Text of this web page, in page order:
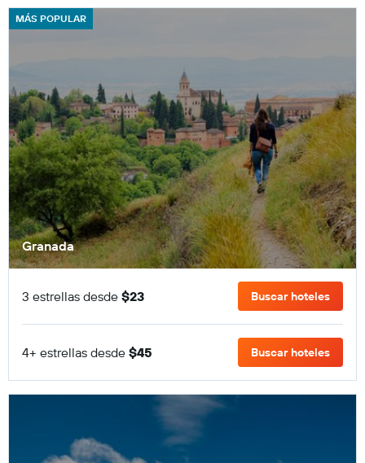
MÁS POPULAR
Granada
3 estrellas desde $23 Buscar hoteles
4+ estrellas desde $45 Buscar hoteles